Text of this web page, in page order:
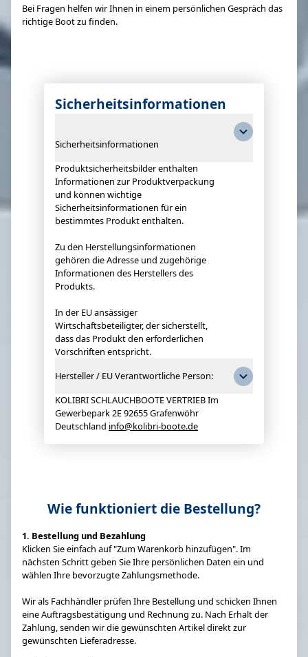
Bei Fragen helfen wir Ihnen in einem persönlichen Gespräch das
richtige Boot zu finden.
Sicherheitsinformationen
Sicherheitsinformationen
Produktsicherheitsbilder enthalten
Informationen zur Produktverpackung
und können wichtige
Sicherheitsinformationen für ein
bestimmtes Produkt enthalten.
Zu den Herstellungsinformationen
gehören die Adresse und zugehörige
Informationen des Herstellers des
Produkts.
In der EU ansässiger
Wirtschaftsbeteiligter, der sicherstellt,
dass das Produkt den erforderlichen
Vorschriften entspricht.
Hersteller / EU Verantwortliche Person:
KOLIBRI SCHLAUCHBOOTE VERTRIEB Im
Gewerbepark 2E 92655 Grafenwöhr
Deutschland info@kolibri-boote.de
Wie funktioniert die Bestellung?
1. Bestellung und Bezahlung
Klicken Sie einfach auf "Zum Warenkorb hinzufügen". Im
nächsten Schritt geben Sie Ihre persönlichen Daten ein und
wählen Ihre bevorzugte Zahlungsmethode.
Wir als Fachhändler prüfen Ihre Bestellung und schicken Ihnen
eine Auftragsbestätigung und Rechnung zu. Nach Erhalt der
Zahlung, senden wir die gewünschten Artikel direkt zur
gewünschten Lieferadresse.